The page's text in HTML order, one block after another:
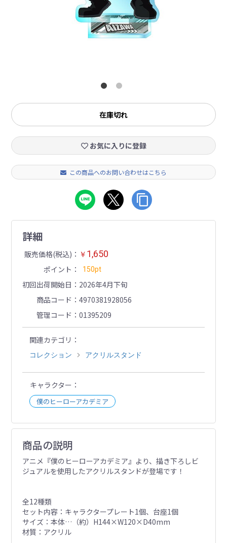
在庫切れ
お気に入りに登録
この商品へのお問い合わせはこちら
詳細
販売価格(税込) ￥ 1,650
ポイント 150pt
初回出荷開始日
2026年4月下旬
商品コード
4970381928056
管理コード
01395209
関連カテゴリ
コレクション アクリルスタンド
キャラクター
僕のヒーローアカデミア
商品の説明
アニメ『僕のヒーローアカデミア』より、描き下ろしビ
ジュアルを使用したアクリルスタンドが登場です！
全12種類
セット内容：キャラクタープレート1個、台座1個
サイズ：本体…（約）H144×W120×D40mm
材質：アクリル